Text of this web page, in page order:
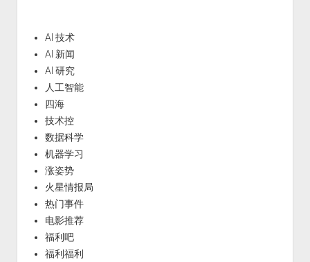
AI 技术
AI 新闻
AI 研究
人工智能
四海
技术控
数据科学
机器学习
涨姿势
火星情报局
热门事件
电影推荐
福利吧
福利福利